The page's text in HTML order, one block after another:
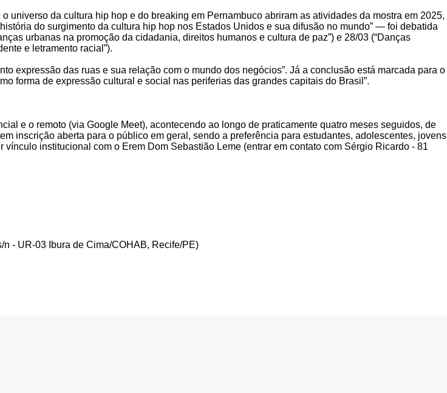
da cultura hip hop e do breaking em Pernambuco abriram as atividades da mostra em 2025,
do surgimento da cultura hip hop nos Estados Unidos e sua difusão no mundo” — foi debatida
urbanas na promoção da cidadania, direitos humanos e cultura de paz”) e 28/03 (“Danças
e letramento racial”).
expressão das ruas e sua relação com o mundo dos negócios”. Já a conclusão está marcada para o
forma de expressão cultural e social nas periferias das grandes capitais do Brasil”.
e o remoto (via Google Meet), acontecendo ao longo de praticamente quatro meses seguidos, de
inscrição aberta para o público em geral, sendo a preferência para estudantes, adolescentes, jovens
institucional com o Erem Dom Sebastião Leme (entrar em contato com Sérgio Ricardo - 81
- UR-03 Ibura de Cima/COHAB, Recife/PE)